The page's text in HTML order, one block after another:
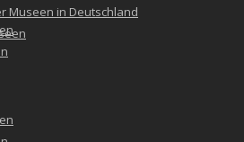
Museen in Deutschland